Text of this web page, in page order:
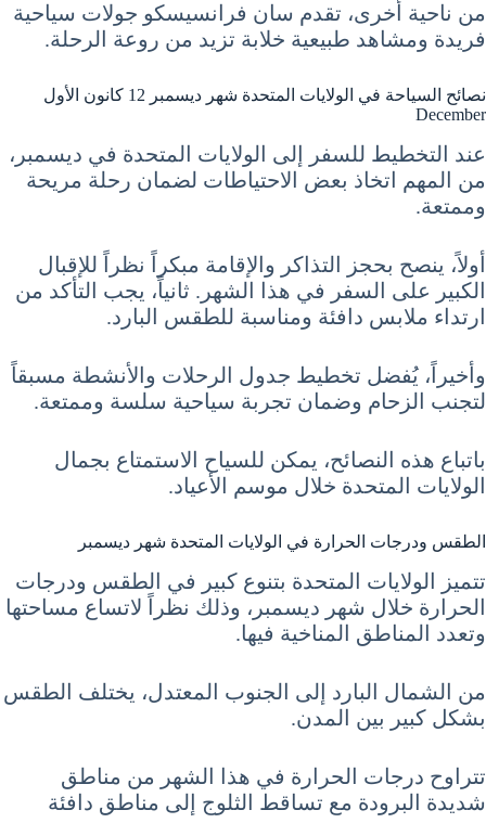
من ناحية أخرى، تقدم سان فرانسيسكو جولات سياحية
فريدة ومشاهد طبيعية خلابة تزيد من روعة الرحلة.
نصائح السياحة في الولايات المتحدة شهر ديسمبر 12 كانون الأول
December
عند التخطيط للسفر إلى الولايات المتحدة في ديسمبر،
من المهم اتخاذ بعض الاحتياطات لضمان رحلة مريحة
وممتعة.
أولاً، ينصح بحجز التذاكر والإقامة مبكراً نظراً للإقبال
الكبير على السفر في هذا الشهر. ثانياً، يجب التأكد من
ارتداء ملابس دافئة ومناسبة للطقس البارد.
وأخيراً، يُفضل تخطيط جدول الرحلات والأنشطة مسبقاً
لتجنب الزحام وضمان تجربة سياحية سلسة وممتعة.
باتباع هذه النصائح، يمكن للسياح الاستمتاع بجمال
الولايات المتحدة خلال موسم الأعياد.
الطقس ودرجات الحرارة في الولايات المتحدة شهر ديسمبر
تتميز الولايات المتحدة بتنوع كبير في الطقس ودرجات
الحرارة خلال شهر ديسمبر، وذلك نظراً لاتساع مساحتها
وتعدد المناطق المناخية فيها.
من الشمال البارد إلى الجنوب المعتدل، يختلف الطقس
بشكل كبير بين المدن.
تتراوح درجات الحرارة في هذا الشهر من مناطق
شديدة البرودة مع تساقط الثلوج إلى مناطق دافئة